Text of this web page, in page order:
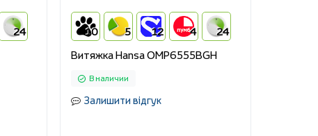
24 10 5 12 4 24
Витяжка Hansa OMP6555BGH
В наличии
Залишити відгук